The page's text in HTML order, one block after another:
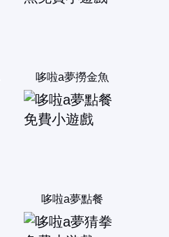
哆啦a夢撈金魚
哆啦a夢點餐